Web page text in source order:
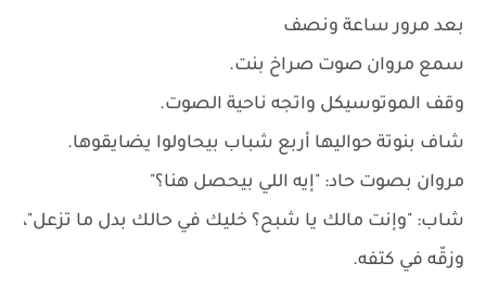
بعد مرور ساعة ونصف
سمع مروان صوت صراخ بنت.
وقف الموتوسيكل واتجه ناحية الصوت.
شاف بنوتة حواليها أربع شباب بيحاولوا يضايقوها.
مروان بصوت حاد: "إيه اللي بيحصل هنا؟"
شاب: "وإنت مالك يا شبح؟ خليك في حالك بدل ما تزعل"،
وزقّه في كتفه.